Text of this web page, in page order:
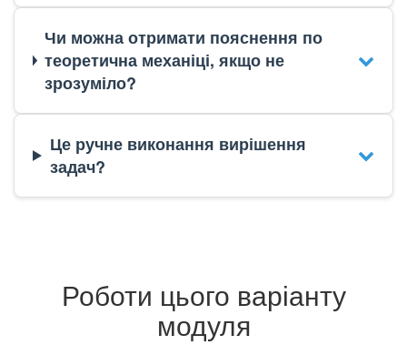
Чи можна отримати пояснення по
теоретична механіці, якщо не
зрозуміло?
Це ручне виконання вирішення
задач?
Роботи цього варіанту
модуля